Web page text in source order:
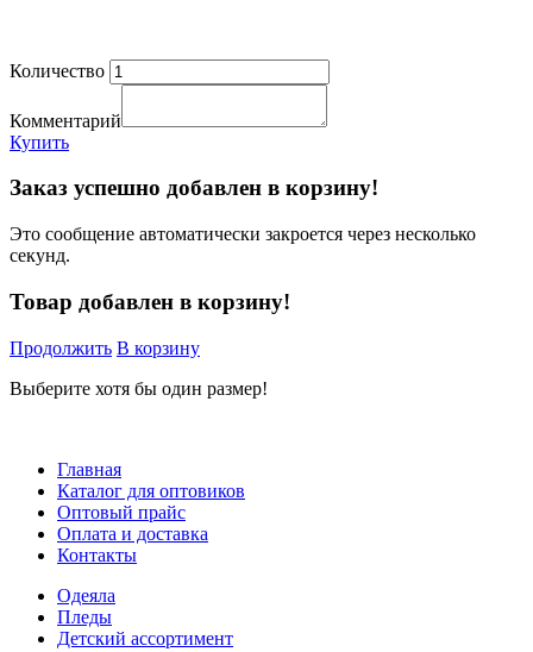
Количество
Комментарий
Купить
Заказ успешно добавлен в корзину!
Это сообщение автоматически закроется через несколько
секунд.
Товар добавлен в корзину!
Продолжить В корзину
Выберите хотя бы один размер!
Главная
Каталог для оптовиков
Оптовый прайс
Оплата и доставка
Контакты
Одеяла
Пледы
Детский ассортимент